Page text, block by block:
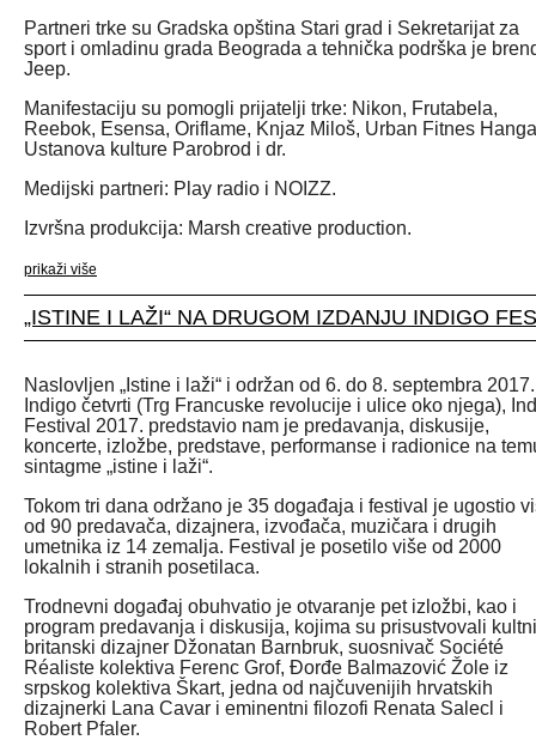
Partneri trke su Gradska opština Stari grad i Sekretarijat za
sport i omladinu grada Beograda a tehnička podrška je
Jeep.
Manifestaciju su pomogli prijatelji trke: Nikon, Frutabela,
Reebok, Esensa, Oriflame, Knjaz Miloš, Urban Fitnes
Ustanova kulture Parobrod i dr.
Medijski partneri: Play radio i NOIZZ.
Izvršna produkcija: Marsh creative production.
prikaži više
„ISTINE I LAŽI“ NA DRUGOM IZDANJU INDIGO
Naslovljen „Istine i laži“ i održan od 6. do 8. septembra
Indigo četvrti (Trg Francuske revolucije i ulice oko njega),
Festival 2017. predstavio nam je predavanja, diskusije,
koncerte, izložbe, predstave, performanse i radionice na
sintagme „istine i laži“.
Tokom tri dana održano je 35 događaja i festival je ugostio
od 90 predavača, dizajnera, izvođača, muzičara i drugih
umetnika iz 14 zemalja. Festival je posetilo više od 2000
lokalnih i stranih posetilaca.
Trodnevni događaj obuhvatio je otvaranje pet izložbi, kao i
program predavanja i diskusija, kojima su prisustvovali kultni
britanski dizajner Džonatan Barnbruk, suosnivač Société
Réaliste kolektiva Ferenc Grof, Đorđe Balmazović Žole iz
srpskog kolektiva Škart, jedna od najčuvenijih hrvatskih
dizajnerki Lana Cavar i eminentni filozofi Renata Salecl i
Robert Pfaler.